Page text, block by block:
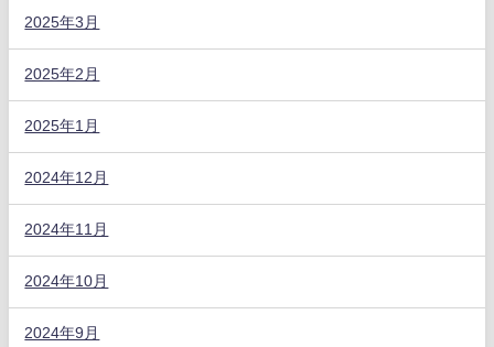
2025年3月
2025年2月
2025年1月
2024年12月
2024年11月
2024年10月
2024年9月